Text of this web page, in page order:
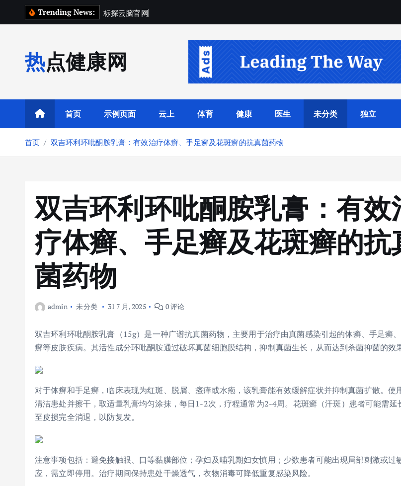
Trending News: 标探云脑官网
热点健康网
首页 示例页面 云上 体育 健康 医生 未分类 独立
首页 双吉环利环吡酮胺乳膏：有效治疗体癣、手足癣及花斑癣的抗真菌药物
双吉环利环吡酮胺乳膏：有效
疗体癣、手足癣及花斑癣的抗
菌药物
admin 未分类 31 7 月, 2025 0 评论
双吉环利环吡酮胺乳膏（15g）是一种广谱抗真菌药物，主要用于治疗由真菌感染引起的体癣、手足癣
癣等皮肤疾病。其活性成分环吡酮胺通过破坏真菌细胞膜结构，抑制真菌生长，从而达到杀菌抑菌的效果
对于体癣和手足癣，临床表现为红斑、脱屑、瘙痒或水疱，该乳膏能有效缓解症状并抑制真菌扩散。使
清洁患处并擦干，取适量乳膏均匀涂抹，每日1-2次，疗程通常为2-4周。花斑癣（汗斑）患者可能需延
至皮损完全消退，以防复发。
注意事项包括：避免接触眼、口等黏膜部位；孕妇及哺乳期妇女慎用；少数患者可能出现局部刺激或过
应，需立即停用。治疗期间保持患处干燥透气，衣物消毒可降低重复感染风险。